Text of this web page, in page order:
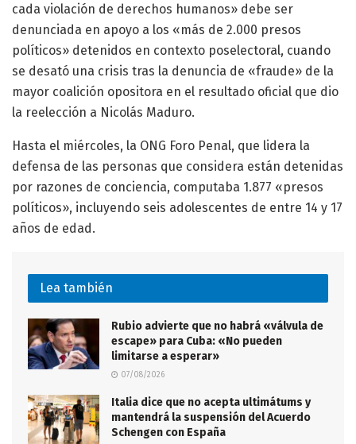
cada violación de derechos humanos» debe ser
denunciada en apoyo a los «más de 2.000 presos
políticos» detenidos en contexto poselectoral, cuando
se desató una crisis tras la denuncia de «fraude» de la
mayor coalición opositora en el resultado oficial que dio
la reelección a Nicolás Maduro.
Hasta el miércoles, la ONG Foro Penal, que lidera la
defensa de las personas que considera están detenidas
por razones de conciencia, computaba 1.877 «presos
políticos», incluyendo seis adolescentes de entre 14 y 17
años de edad.
Lea también
Rubio advierte que no habrá «válvula de
escape» para Cuba: «No pueden
limitarse a esperar»
07/08/2026
Italia dice que no acepta ultimátums y
mantendrá la suspensión del Acuerdo
Schengen con España